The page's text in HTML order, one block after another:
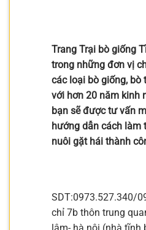
Trang Trại bò giống
trong những đơn vị
các loại bò giống, bò
với hơn 20 năm kinh
bạn sẽ được tư vấn
hướng dẫn cách làm
nuôi gặt hái thành
SDT:0973.527.340/
chỉ 7b thôn trung